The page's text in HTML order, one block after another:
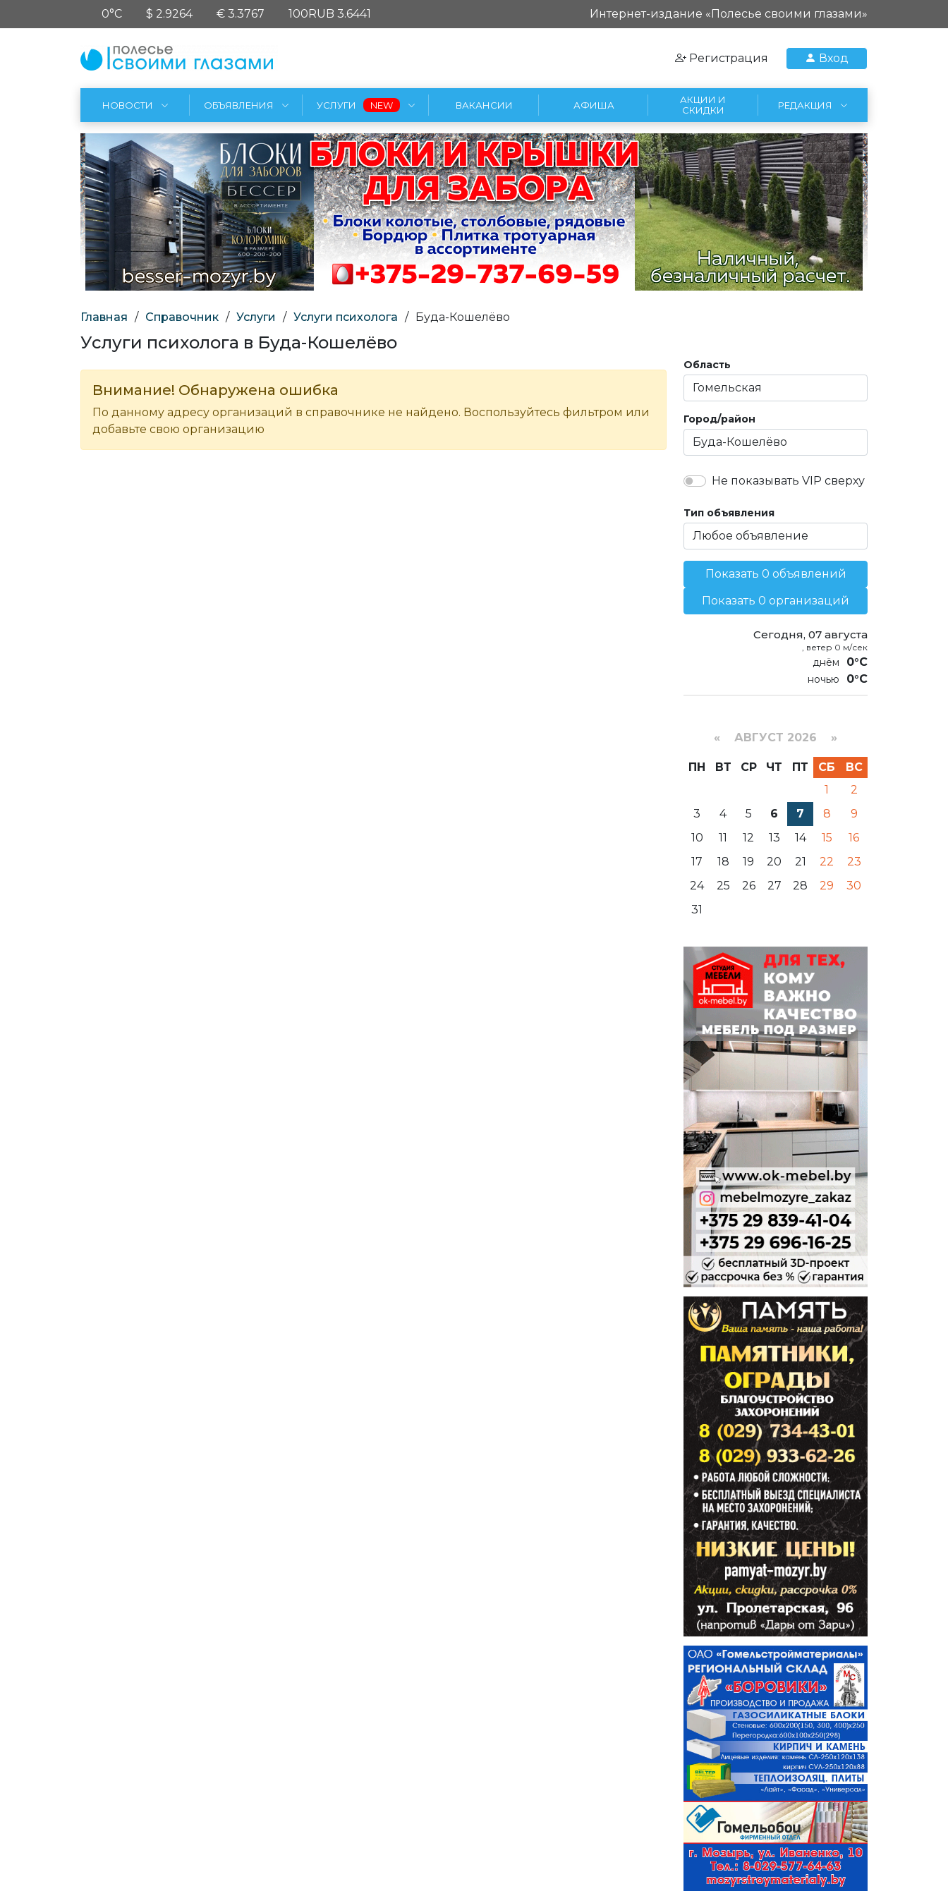
0°C $ 2.9264 € 3.3767 100RUB 3.6441 Интернет-издание «Полесье своими глазами»
Регистрация Вход
НОВОСТИ ОБЪЯВЛЕНИЯ УСЛУГИ ВАКАНСИИ АФИША
АКЦИИ И
СКИДКИ
РЕДАКЦИЯ
Главная / Справочник / Услуги / Услуги психолога / Буда-Кошелёво
Услуги психолога в Буда-Кошелёво
Внимание! Обнаружена ошибка
По данному адресу организаций в справочнике не найдено. Воспользуйтесь фильтром или
добавьте свою организацию
Область
Город/район
Не показывать VIP сверху
Тип объявления
Показать 0 объявлений
Показать 0 организаций
Сегодня, 07 августа
, ветер 0 м/сек
0°C
0°C
« АВГУСТ 2026 »
ПН ВТ СР ЧТ ПТ СБ
ВС
1
2
3
4 5 6 7 8
9
10
11 12 13 14 15
16
17
18 19 20 21 22
23
24
25 26 27 28 29
30
31